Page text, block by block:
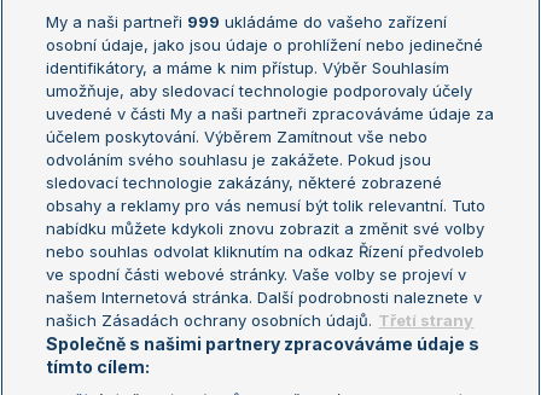
Žebříček ATP (muži)
Žebříček WTA (ženy)
Sázkařský žebříček
Australian Open
French Open
Wimbledon
US Open
Turnaj mistrů
Turnaj mistryň
Aktualní trendy
Fotbalové přestupy
Livesport Daily
LS Prague Open
My a naši partneři 999 ukládáme do vašeho zařízení
osobní údaje, jako jsou údaje o prohlížení nebo jedinečné
identifikátory, a máme k nim přístup. Výběr Souhlasím
umožňuje, aby sledovací technologie podporovaly účely
uvedené v části My a naši partneři zpracováváme údaje za
účelem poskytování. Výběrem Zamítnout vše nebo
odvoláním svého souhlasu je zakážete. Pokud jsou
sledovací technologie zakázány, některé zobrazené
obsahy a reklamy pro vás nemusí být tolik relevantní. Tuto
nabídku můžete kdykoli znovu zobrazit a změnit své volby
nebo souhlas odvolat kliknutím na odkaz Řízení předvoleb
ve spodní části webové stránky. Vaše volby se projeví v
našem Internetová stránka. Další podrobnosti naleznete v
našich Zásadách ochrany osobních údajů. Třetí strany
Společně s našimi partnery zpracováváme údaje s
tímto cílem: